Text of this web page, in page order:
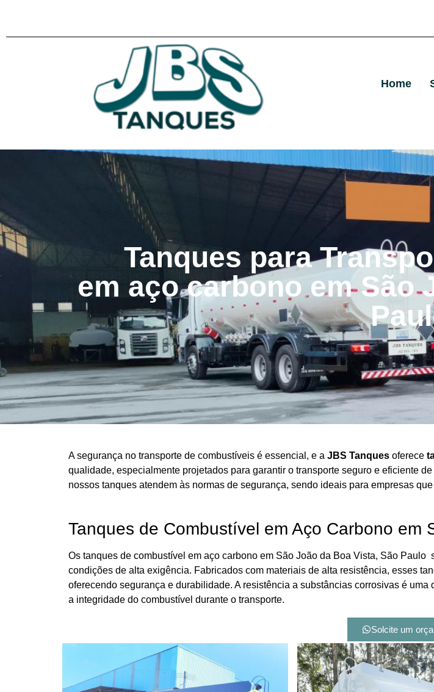
Home
Tanques para
em aço carbono em São
A segurança no transporte de combustíveis é essencial, e a JBS Tanques oferece
qualidade, especialmente projetados para garantir o transporte seguro e eficiente
nossos tanques atendem às normas de segurança, sendo ideais para empresas
Tanques de Combustível em Aço Carbono em
Os tanques de combustível em aço carbono em São João da Boa Vista, São
condições de alta exigência. Fabricados com materiais de alta resistência, esses
oferecendo segurança e durabilidade. A resistência a substâncias corrosivas é
a integridade do combustível durante o transporte.
Solcite um